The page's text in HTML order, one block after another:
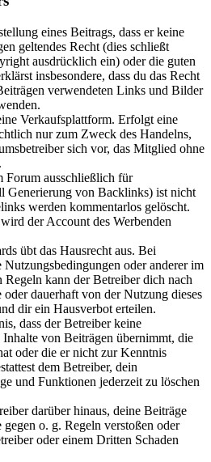
eines Beitrags, dass er keine
geltendes Recht (dies schließt
ausdrücklich ein) oder die guten
insbesondere, dass du das Recht
verwendeten Links und Bilder
Verkaufsplattform. Erfolgt eine
nur zum Zweck des Handelns,
sich vor, das Mitglied ohne
Forum ausschließlich für
Generierung von Backlinks) ist nicht
werden kommentarlos gelöscht.
der Account des Werbenden
übt das Hausrecht aus. Bei
Nutzungsbedingungen oder anderer im
kann der Betreiber dich nach
dauerhaft von der Nutzung dieses
dir ein Hausverbot erteilen.
dass der Betreiber keine
von Beiträgen übernimmt, die
oder die er nicht zur Kenntnis
dem Betreiber, dein
und Funktionen jederzeit zu löschen
darüber hinaus, deine Beiträge
gegen o. g. Regeln verstoßen oder
oder einem Dritten Schaden